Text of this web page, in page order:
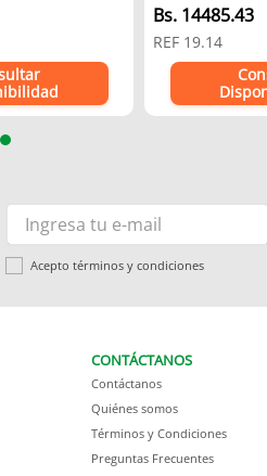
Bs. 14485.43
REF 19.14
Acepto términos y condiciones
CONTÁCTANOS
Contáctanos
Quiénes somos
Términos y Condiciones
Preguntas Frecuentes